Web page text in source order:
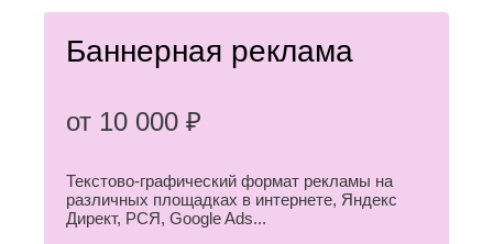
Златоуст
Иваново
Йошкар-
Ола
Сарапул
Севастополь
Серпухов
Сочи
Ставрополь
Старый
Баннерная реклама
от 10 000 ₽
Текстово-графический формат рекламы на
различных площадках в интернете, Яндекс
Директ, РСЯ, Google Ads...